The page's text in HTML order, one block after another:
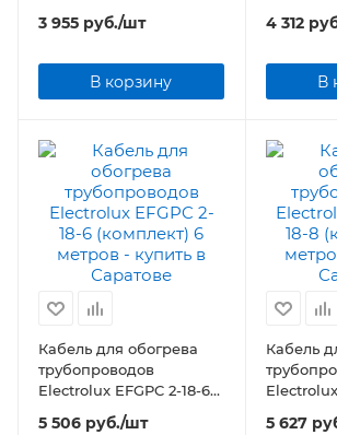
(комплект) 2 метра
3 955 руб./шт
В корзину
4 312
В
Кабель для обогрева
трубопроводов
Electrolux EFGPC 2-18-6
(комплект) 6 метров
5 506 руб./шт
Кабель
5 627